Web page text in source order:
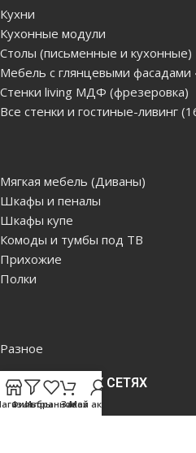
Кухни
Кухонные модули
Столы (письменные и кухонные)
Мебель с глянцевыми фасадами
Стенки living МДФ (фрезеровка)
Все стенки и гостиные-ливинг
Мягкая мебель (Диваны)
Шкафы и пеналы
Шкафы купе
Комоды и тумбы под ТВ
Прихожие
Полки
Разное
В СОЦИАЛЬНЫХ СЕТЯХ
Фильтры
Избранное
Заказ
Мой аккаунт